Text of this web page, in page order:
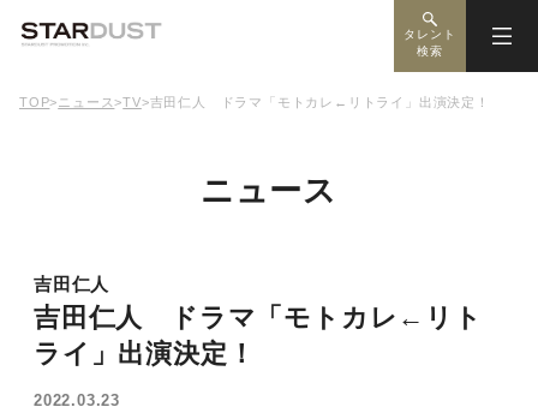
タレント
検索
TOP> ニュース>TV>吉田仁人 ドラマ「モトカレ←リトライ」出演決定！
ニュース
吉田仁人
吉田仁人 ドラマ「モトカレ←リト
ライ」出演決定！
2022.03.23